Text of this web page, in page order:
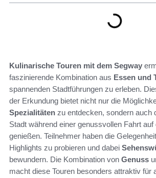
Kulinarische Touren mit dem Segway
faszinierende Kombination aus Essen und
spannenden Stadtführungen zu erleben.
der Erkundung bietet nicht nur die
Spezialitäten zu entdecken, sondern auch
Stadt während einer genussvollen Fahrt
genießen. Teilnehmer haben die
Highlights zu probieren und dabei
bewundern. Die Kombination von Genuss
macht diese Touren besonders attraktiv für